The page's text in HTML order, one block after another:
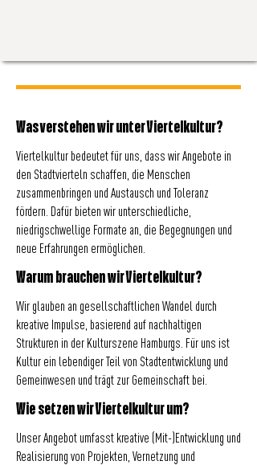
Was verstehen wir unter Viertelkultur?
Viertelkultur bedeutet für uns, dass wir Angebote in
den Stadtvierteln schaffen, die Menschen
zusammenbringen und Austausch und Toleranz
fördern. Dafür bieten wir unterschiedliche,
niedrigschwellige Formate an, die Begegnungen und
neue Erfahrungen ermöglichen.
Warum brauchen wir Viertelkultur?
Wir glauben an gesellschaftlichen Wandel durch
kreative Impulse, basierend auf nachhaltigen
Strukturen in der Kulturszene Hamburgs. Für uns ist
Kultur ein lebendiger Teil von Stadtentwicklung und
Gemeinwesen und trägt zur Gemeinschaft bei.
Wie setzen wir Viertelkultur um?
Unser Angebot umfasst kreative (Mit-)Entwicklung und
Realisierung von Projekten, Vernetzung und